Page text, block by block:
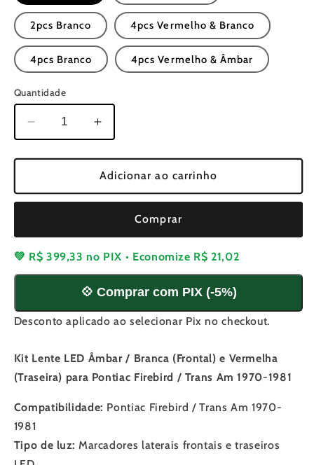
2pcs Branco 4pcs Vermelho & Branco
4pcs Branco 4pcs Vermelho & Âmbar
Quantidade
Diminuir
a
quantidade
Kit
Lente
Âmbar
/
Branca
Vermelha
(Traseira)
Pontiac
Firebird
Trans
Am
1981
Aumentar
a
quantidade
de
Kit
Lente
Âmbar
/
e
Vermelha
(Traseira)
Pontiac
Firebird
Trans
1981
Adicionar ao carrinho
Comprar
💚 R$ 399,33 no PIX • Economize R$ 21,02
💠 Comprar com PIX (-5%)
Desconto aplicado ao selecionar Pix no checkout.
Kit Lente LED Âmbar / Branca (Frontal) e Vermelha
(Traseira) para Pontiac Firebird / Trans Am 1970-1981
Compatibilidade: Pontiac Firebird / Trans Am 1970-
1981
Tipo de luz: Marcadores laterais frontais e traseiros